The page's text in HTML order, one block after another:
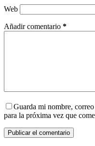
Web
Añadir comentario *
Guarda mi nombre,
para la próxima vez que
Publicar el comentario